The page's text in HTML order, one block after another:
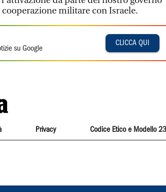
militare con Israele.
su Google
CLICCA QUI
Privacy Codice Etico e Modello